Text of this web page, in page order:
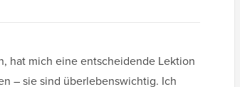
hat mich eine entscheidende Lektion
– sie sind überlebenswichtig. Ich